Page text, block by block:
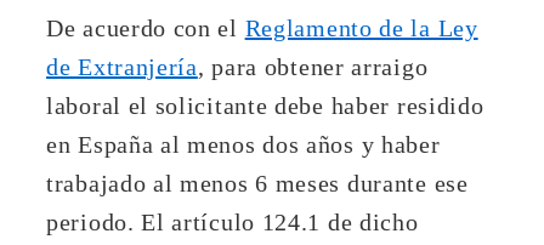
De acuerdo con el Reglamento de la Ley
de Extranjería, para obtener arraigo
laboral el solicitante debe haber residido
en España al menos dos años y haber
trabajado al menos 6 meses durante ese
periodo. El artículo 124.1 de dicho